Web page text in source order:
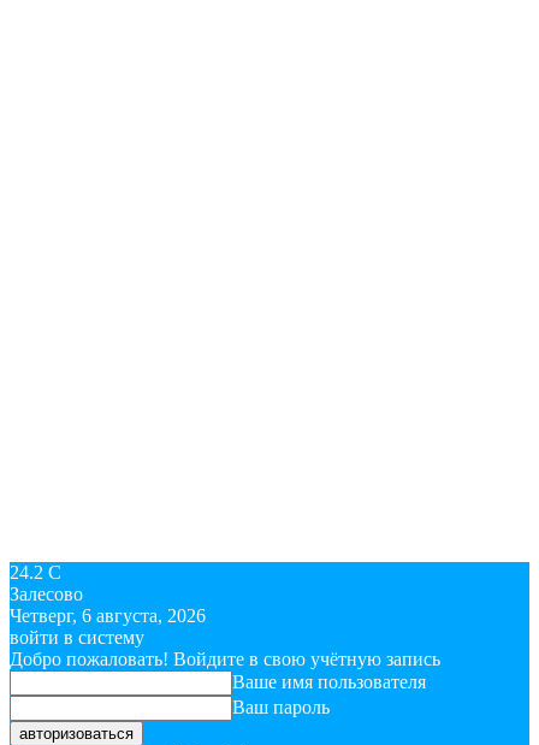
24.2 C
Залесово
Четверг, 6 августа, 2026
войти в систему
Добро пожаловать! Войдите в свою учётную запись
Ваше имя пользователя
Ваш пароль